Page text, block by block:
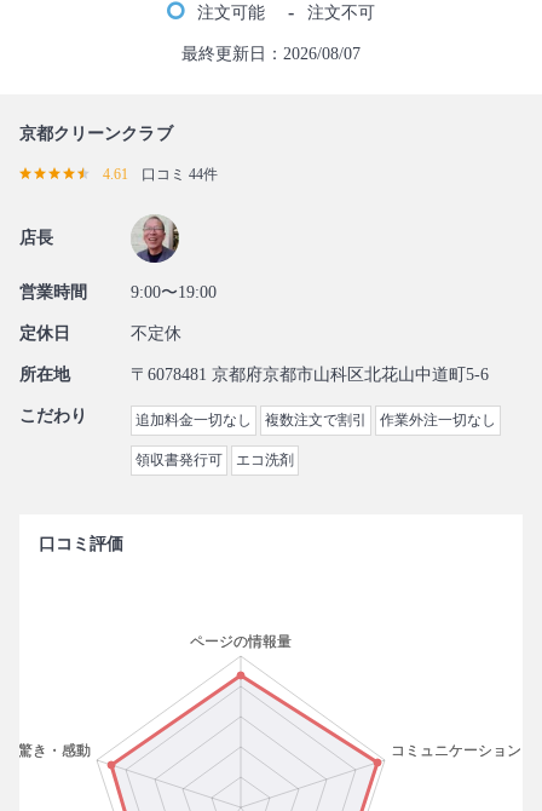
注文可能 - 注文不可
最終更新日：2026/08/07
京都クリーンクラブ
4.61 口コミ 44件
店長
営業時間 9:00〜19:00
定休日 不定休
所在地 〒6078481 京都府京都市山科区北花山中道町5-6
こだわり 追加料金一切なし 複数注文で割引 作業外注一切なし
領収書発行可 エコ洗剤
口コミ評価